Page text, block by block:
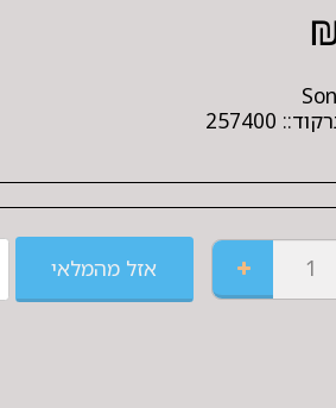
257400
אזל מהמלאי